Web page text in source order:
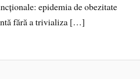
epidemia de obezitate
fără a trivializa […]